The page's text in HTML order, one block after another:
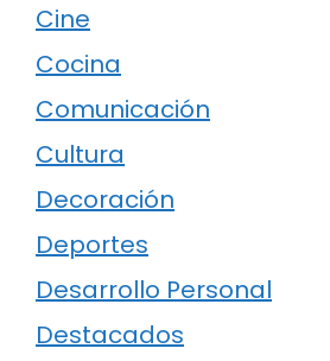
Cine
Cocina
Comunicación
Cultura
Decoración
Deportes
Desarrollo Personal
Destacados